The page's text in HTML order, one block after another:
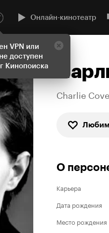
VPN или
доступен
Кинопоиска
Онлайн-кинотеатр
Charlie
О
Карьера
Дата рождения
Место рождения